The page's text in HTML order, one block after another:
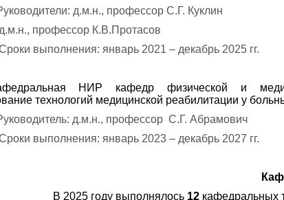
д.м.н., профессор С.Г. Куклин
д.м.н., профессор К.В.Протасов
выполнения: январь 2021 – декабрь 2025 гг.
НИР кафедр физической и
технологий медицинской реабилитации у
д.м.н., профессор С.Г. Абрамович
выполнения: январь 2023 – декабрь 2027 гг.
В 2025 году выполнялось 12 кафедральных